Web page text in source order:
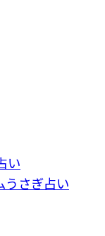
い
うさぎ占い